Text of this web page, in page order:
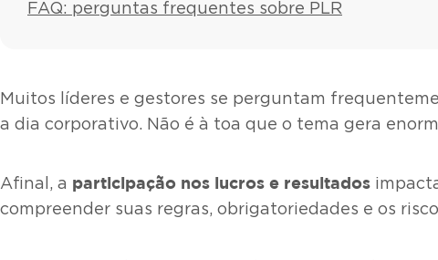
FAQ: perguntas frequentes sobre PLR
Muitos líderes e gestores se perguntam
a dia corporativo. Não é à toa que o tema gera
Afinal, a participação nos lucros e resultados
compreender suas regras, obrigatoriedades e os